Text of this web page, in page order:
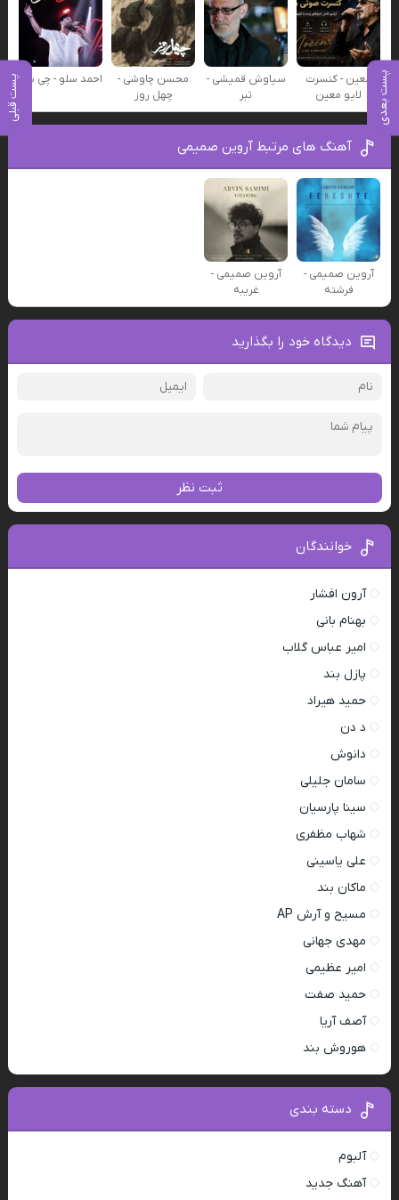
پست بعدی پست قبلی
معین - کنسرت
لایو معین
سیاوش قمیشی -
تبر
محسن چاوشی -
چهل روز
احمد سلو - چی شد
آهنگ های مرتبط آروین صمیمی
آروین صمیمی -
فرشته
آروین صمیمی -
غریبه
دیدگاه خود را بگذارید
ثبت نظر
خوانندگان
آرون افشار
بهنام بانی
امیر عباس گلاب
پازل بند
حمید هیراد
د دن
دانوش
سامان جلیلی
سینا پارسیان
شهاب مظفری
علی یاسینی
ماکان بند
مسیح و آرش AP
مهدی جهانی
امیر عظیمی
حمید صفت
آصف آریا
هوروش بند
دسته بندی
آلبوم
آهنگ جدید